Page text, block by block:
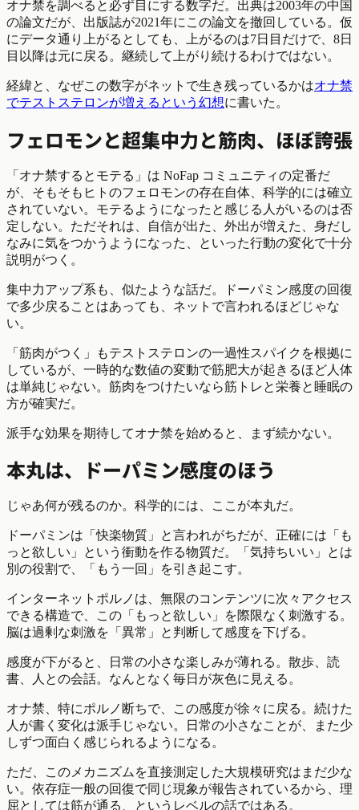
オナ禁を調べると必ず目にする数字だ。出典は2003年の中国
の論文だが、出版誌が2021年にこの論文を撤回している。仮
にデータ通り上がるとしても、上がるのは7日目だけで、8日
目以降は元に戻る。継続して上がり続けるわけではない。
経緯と、なぜこの数字がネットで生き残っているかはオナ禁
でテストステロンが増えるという幻想に書いた。
フェロモンと超集中力と筋肉、ほぼ誇張
「オナ禁するとモテる」は NoFap コミュニティの定番だ
が、そもそもヒトのフェロモンの存在自体、科学的には確立
されていない。モテるようになったと感じる人がいるのは否
定しない。ただそれは、自信が出た、外出が増えた、身だし
なみに気をつかうようになった、といった行動の変化で十分
説明がつく。
集中力アップ系も、似たような話だ。ドーパミン感度の回復
で多少戻ることはあっても、ネットで言われるほどじゃな
い。
「筋肉がつく」もテストステロンの一過性スパイクを根拠に
しているが、一時的な数値の変動で筋肥大が起きるほど人体
は単純じゃない。筋肉をつけたいなら筋トレと栄養と睡眠の
方が確実だ。
派手な効果を期待してオナ禁を始めると、まず続かない。
本丸は、ドーパミン感度のほう
じゃあ何が残るのか。科学的には、ここが本丸だ。
ドーパミンは「快楽物質」と言われがちだが、正確には「も
っと欲しい」という衝動を作る物質だ。「気持ちいい」とは
別の役割で、「もう一回」を引き起こす。
インターネットポルノは、無限のコンテンツに次々アクセス
できる構造で、この「もっと欲しい」を際限なく刺激する。
脳は過剰な刺激を「異常」と判断して感度を下げる。
感度が下がると、日常の小さな楽しみが薄れる。散歩、読
書、人との会話。なんとなく毎日が灰色に見える。
オナ禁、特にポルノ断ちで、この感度が徐々に戻る。続けた
人が書く変化は派手じゃない。日常の小さなことが、また少
しずつ面白く感じられるようになる。
ただ、このメカニズムを直接測定した大規模研究はまだ少な
い。依存症一般の回復で同じ現象が報告されているから、理
屈としては筋が通る、というレベルの話ではある。